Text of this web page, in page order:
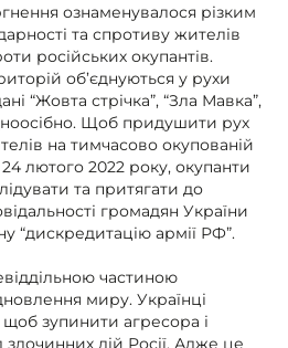
ознаменувалося різким
та спротиву жителів
російських окупантів.
об’єднуються у рухи
“Жовта стрічка”, “Зла Мавка”,
Щоб придушити рух
на тимчасово окупованій
лютого 2022 року, окупанти
та притягати до
громадян України
“дискредитацію армії РФ”.
частиною
миру. Українці
зупинити агресора і
злочинних дій Росії. Адже це